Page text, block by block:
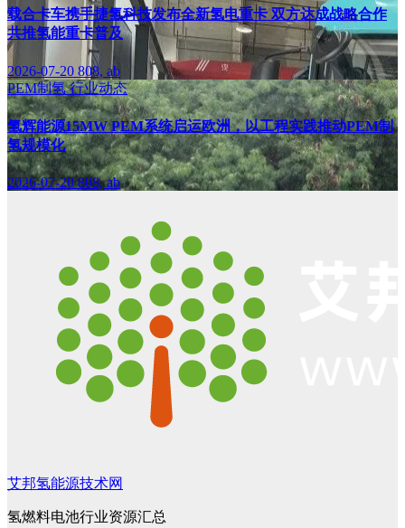
载合卡车携手捷氢科技发布全新氢电重卡 双方达成战略合作
共推氢能重卡普及
2026-07-20 808, ab
PEM制氢行业动态
氢辉能源15MW PEM系统启运欧洲，以工程实践推动PEM制
氢规模化
2026-07-20808, ab
艾邦氢能源技术网
氢燃料电池行业资源汇总